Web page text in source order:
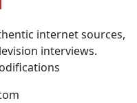
internet sources,
interviews.